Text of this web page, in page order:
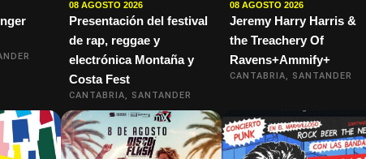
08 AGOSTO 2026
Presentación del festival
de rap, reggae y
electrónica Montaña y
Costa Fest
CANTABRIA, SANTANDER
08 AGOSTO 2026
Jeremy Harry Harris &
the Treachery Of
Ravens+Ammify+
CANTABRIA, SANTANDER